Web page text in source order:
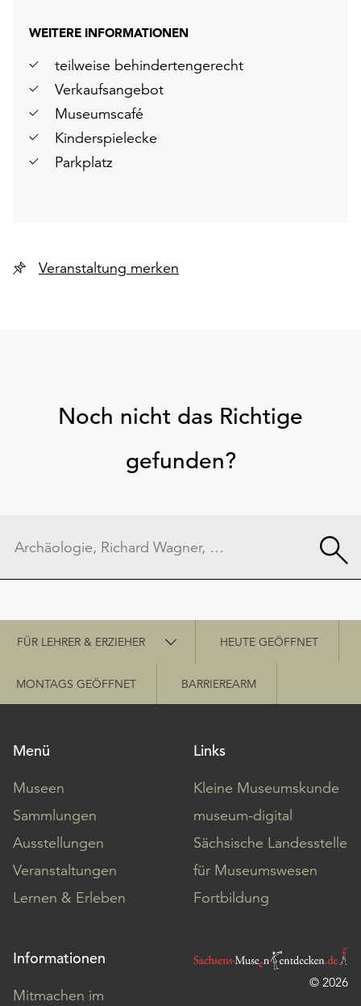
WEITERE INFORMATIONEN
teilweise behindertengerecht
Verkaufsangebot
Museumscafé
Kinderspielecke
Parkplatz
Veranstaltung merken
Noch nicht das Richtige
gefunden?
Schnellzugriff
FÜR LEHRER & ERZIEHER HEUTE GEÖFFNET
MONTAGS GEÖFFNET BARRIEREARM
Menü
Museen
Sammlungen
Ausstellungen
Veranstaltungen
Lernen & Erleben
Links
Kleine Museumskunde
museum-digital
Sächsische Landesstelle
für Museumswesen
Fortbildung
Informationen
Mitmachen im
© 2026